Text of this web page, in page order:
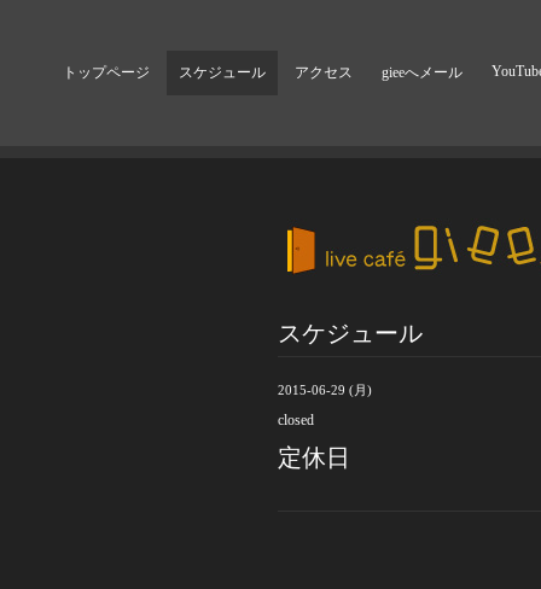
トップページ スケジュール アクセス gieeへメール
スケジュール
2015-06-29 (月)
closed
定休日